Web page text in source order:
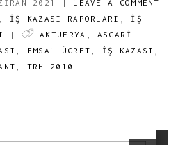
2021 | LEAVE A COMMENT
İŞ KAZASI RAPORLARI
İŞ
| AKTÜERYA ,ASGARİ
EMSAL ÜCRET IŞ KAZASI
TRH 2010